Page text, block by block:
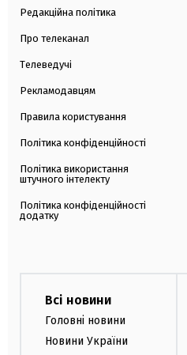
Редакційна політика
Про телеканал
Телеведучі
Рекламодавцям
Правила користування
Політика конфіденційності
Політика використання
штучного інтелекту
Політика конфіденційності
додатку
Всі новини
Головні новини
Новини України